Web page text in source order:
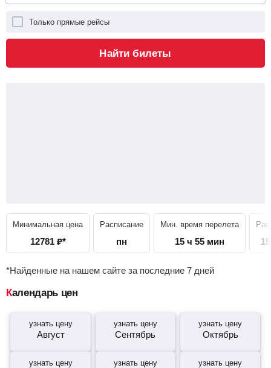
Только прямые рейсы
Найти билеты
Минимальная цена
12781 ₽*
Расписание
пн
Мин. время перелета
15 ч 55 мин
*Найденные на нашем сайте за последние 7 дней
Календарь цен
узнать цену
Август
узнать цену
Сентябрь
узнать цену
Октябрь
узнать цену узнать цену узнать цену